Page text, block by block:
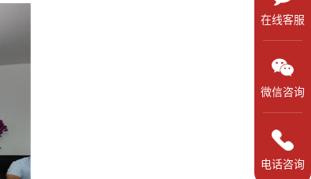
在线客服
微信咨询
电话咨询